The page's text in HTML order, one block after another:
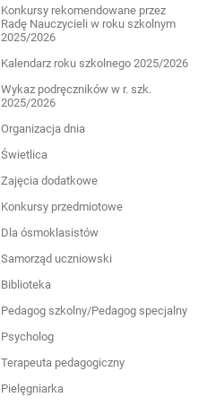
uczniów
i
rodziców
Konkursy rekomendowane przez
Radę Nauczycieli w roku szkolnym
2025/2026
Kalendarz roku szkolnego 2025/2026
Wykaz podręczników w r. szk.
2025/2026
Organizacja dnia
Świetlica
Zajęcia dodatkowe
Konkursy przedmiotowe
Dla ósmoklasistów
Samorząd uczniowski
Biblioteka
Pedagog szkolny/Pedagog specjalny
Psycholog
Terapeuta pedagogiczny
Pielęgniarka